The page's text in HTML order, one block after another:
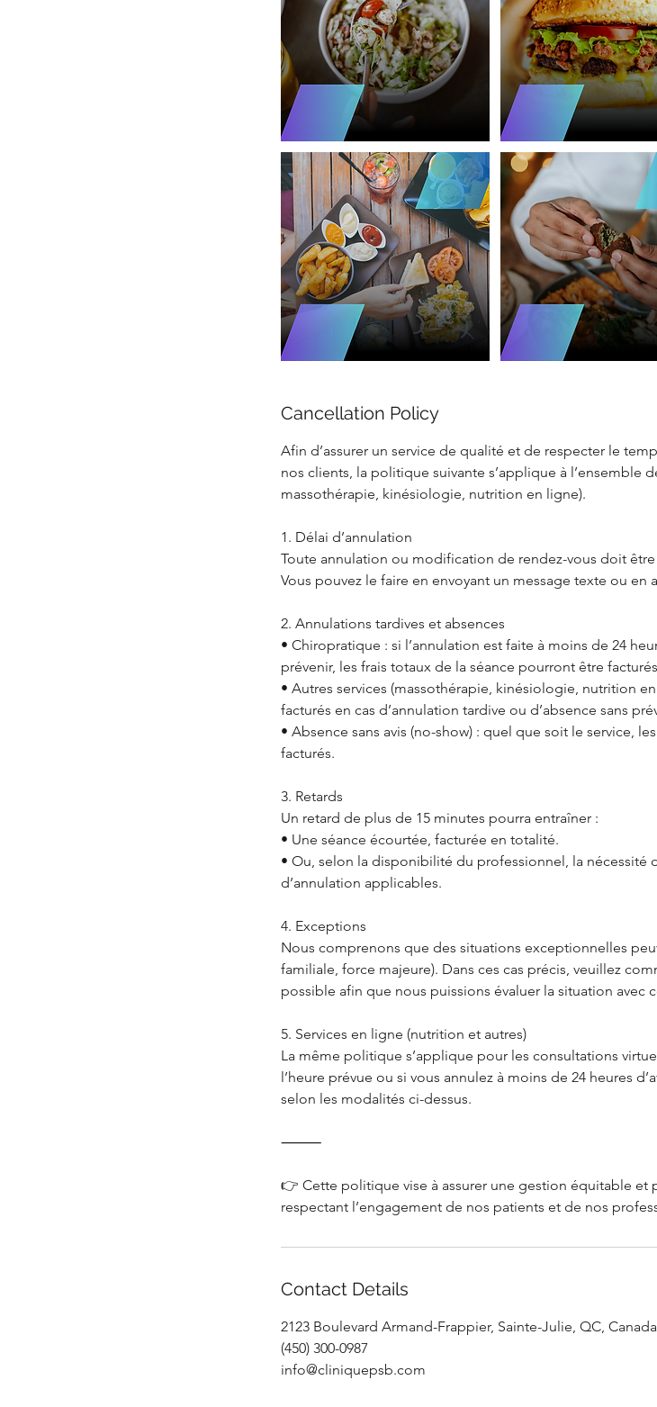
Cancellation Policy
Afin d’assurer un service de qualité et de respecter le
nos clients, la politique suivante s’applique à l’ensemble
massothérapie, kinésiologie, nutrition en ligne).
1. Délai d’annulation
Toute annulation ou modification de rendez-vous doit être
Vous pouvez le faire en envoyant un message texte ou
2. Annulations tardives et absences
• Chiropratique : si l’annulation est faite à moins de 24
prévenir, les frais totaux de la séance pourront être
• Autres services (massothérapie, kinésiologie, nutrition
facturés en cas d’annulation tardive ou d’absence sans
• Absence sans avis (no-show) : quel que soit le service,
facturés.
3. Retards
Un retard de plus de 15 minutes pourra entraîner :
• Une séance écourtée, facturée en totalité.
• Ou, selon la disponibilité du professionnel, la nécessité
d’annulation applicables.
4. Exceptions
Nous comprenons que des situations exceptionnelles
familiale, force majeure). Dans ces cas précis, veuillez
possible afin que nous puissions évaluer la situation avec
5. Services en ligne (nutrition et autres)
La même politique s’applique pour les consultations
l’heure prévue ou si vous annulez à moins de 24 heures
selon les modalités ci-dessus.
⸻
👉 Cette politique vise à assurer une gestion équitable et
Contact Details
2123 Boulevard Armand-Frappier, Sainte-Julie, QC,
(450) 300-0987
info@cliniquepsb.com